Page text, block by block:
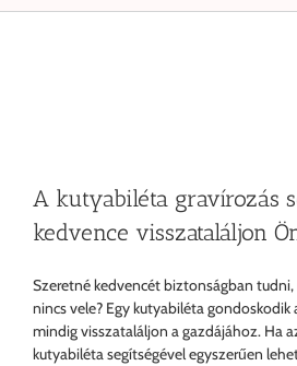
A kutyabiléta gravírozás
kedvence visszataláljon
Szeretné kedvencét biztonságban tudni,
nincs vele? Egy kutyabiléta gondoskodik
mindig visszataláljon a gazdájához. Ha
kutyabiléta segítségével egyszerűen